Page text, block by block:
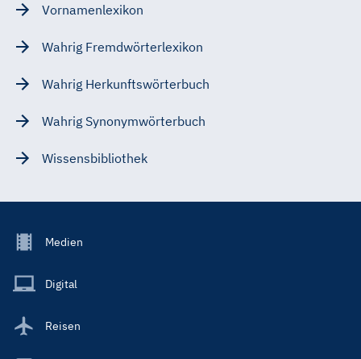
Vornamenlexikon
Wahrig Fremdwörterlexikon
Wahrig Herkunftswörterbuch
Wahrig Synonymwörterbuch
Wissensbibliothek
Footer
Main
Medien
Digital
Reisen